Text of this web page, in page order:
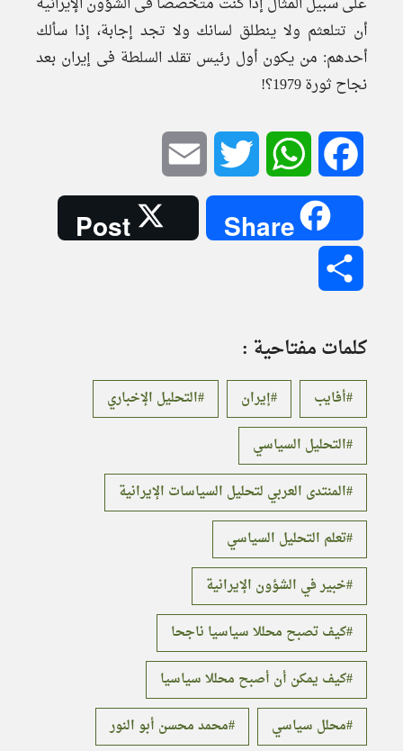
أن تتلعثم ولا ينطلق لسانك ولا تجد إجابة، إذا سألك
أحدهم: من يكون أول رئيس تقلد السلطة فى إيران بعد
نجاح ثورة 1979؟!
Facebook
WhatsApp
Twitter
Share
Post
كلمات مفتاحية :
أفايب إيران
التحليل الإخباري
التحليل السياسي
المنتدى العربي لتحليل السياسات الإيرانية
تعلم التحليل السياسي
خبير في الشؤون الإيرانية
كيف تصبح محللا سياسيا ناجحا
كيف يمكن أن أصبح محللا سياسيا
محلل سياسي
محمد محسن أبو النور